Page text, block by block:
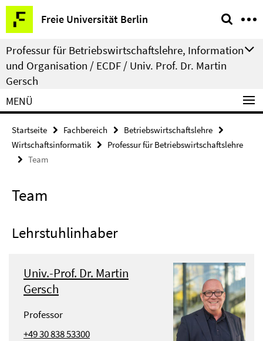
Springe
direkt
zu
Inhalt
Freie Universität Berlin
Service-
Navigation
Professur für Betriebswirtschaftslehre, Information
und Organisation / ECDF / Univ. Prof. Dr. Martin
Gersch
MENÜ
Startseite Fachbereich
Betriebswirtschaftslehre
Wirtschaftsinformatik
Professur für Betriebswirtschaftslehre
Team
Team
Lehrstuhlinhaber
Univ.-Prof. Dr. Martin
Gersch
Professor
+49 30 838 53300